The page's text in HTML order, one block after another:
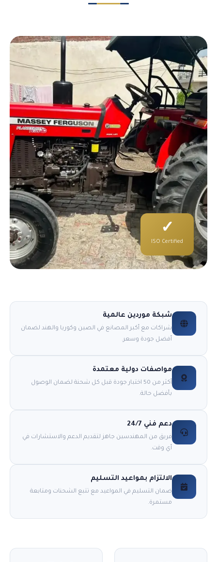
✓
ISO Certified
شبكة موردين عالمية
شراكات مع أكبر المصانع في الصين وكوريا والهند لضمان
أفضل جودة وسعر.
مواصفات دولية معتمدة
أكثر من 50 اختبار جودة قبل كل شحنة لضمان الوصول
بأفضل حالة.
دعم فني 24/7
فريق من المهندسين جاهز لتقديم الدعم والاستشارات في
أي وقت.
الالتزام بمواعيد التسليم
ضمان التسليم في المواعيد مع تتبع الشحنات ومتابعة
مستمرة.